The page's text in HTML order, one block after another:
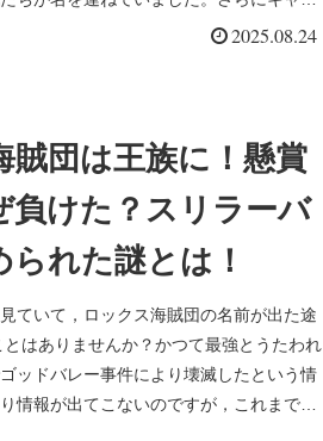
2025.08.24
賊団は王族に！懸賞
負けた？スリラーバ
られた謎とは！
ていて，ロックス海賊団の名前が出た途
はありませんか？かつて最強とうたわれ
ッドバレー事件により壊滅したという情
情報が出てこないのですが，これまでの